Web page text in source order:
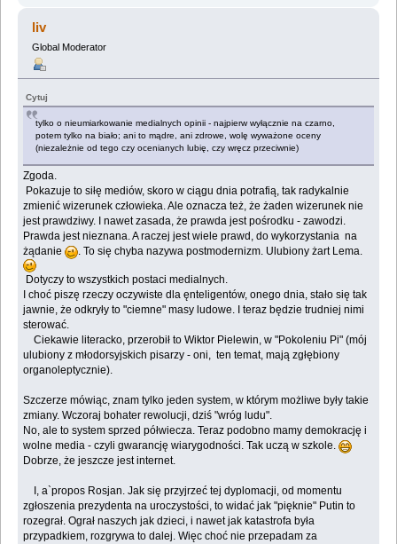
liv
Global Moderator
Cytuj
tylko o nieumiarkowanie medialnych opinii - najpierw wyłącznie na czarno,
potem tylko na biało; ani to mądre, ani zdrowe, wolę wyważone oceny
(niezależnie od tego czy ocenianych lubię, czy wręcz przeciwnie)
Zgoda.
Pokazuje to siłę mediów, skoro w ciągu dnia potrafią, tak radykalnie
zmienić wizerunek człowieka. Ale oznacza też, że żaden wizerunek nie
jest prawdziwy. I nawet zasada, że prawda jest pośrodku - zawodzi.
Prawda jest nieznana. A raczej jest wiele prawd, do wykorzystania na
żądanie
. To się chyba nazywa postmodernizm. Ulubiony żart Lema.
Dotyczy to wszystkich postaci medialnych.
I choć piszę rzeczy oczywiste dla ęnteligentów, onego dnia, stało się tak
jawnie, że odkryły to "ciemne" masy ludowe. I teraz będzie trudniej nimi
sterować.
Ciekawie literacko, przerobił to Wiktor Pielewin, w "Pokoleniu Pi" (mój
ulubiony z młodorsyjskich pisarzy - oni, ten temat, mają zgłębiony
organoleptycznie).
Szczerze mówiąc, znam tylko jeden system, w którym możliwe były takie
zmiany. Wczoraj bohater rewolucji, dziś "wróg ludu".
No, ale to system sprzed półwiecza. Teraz podobno mamy demokrację i
wolne media - czyli gwarancję wiarygodności. Tak uczą w szkole.
Dobrze, że jeszcze jest internet.
I, a`propos Rosjan. Jak się przyjrzeć tej dyplomacji, od momentu
zgłoszenia prezydenta na uroczystości, to widać jak "pięknie" Putin to
rozegrał. Ograł naszych jak dzieci, i nawet jak katastrofa była
przypadkiem, rozgrywa to dalej. Więc choć nie przepadam za